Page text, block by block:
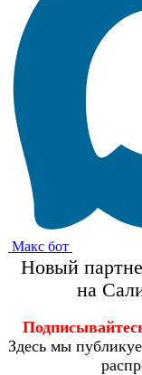
Макс бот
Новый
на
Здесь мы